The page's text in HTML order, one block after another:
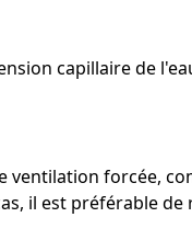
capillaire de
forcée,
il est préférable